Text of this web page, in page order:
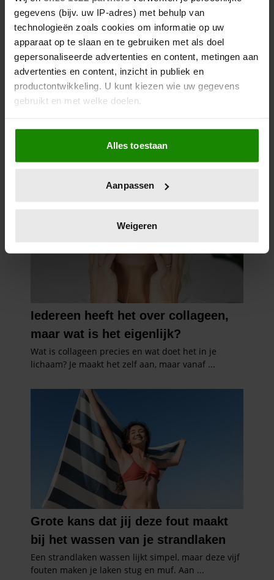
gegevens (bijv. uw IP-adres) met behulp van
technologieën zoals cookies om informatie op uw
apparaat op te slaan en te gebruiken met als doel
gepersonaliseerde advertenties en content, metingen aan
advertenties en content, inzicht in publiek en
productontwikkeling. U kunt kiezen wie uw gegevens
gebruikt en met welke doelen.
Als u het toestaat, willen we ook graag:
Informatie verzamelen over uw geografische
locatie, die tot een paar meter nauwkeurig kan zijn
scannen op specifieke eigenschappen (fingerprinting)
verwerkt en stel uw voorkeuren in het
intrekken in de Cookieverklaring.
We gebruiken cookies om content en advertenties te
personaliseren, om functies voor social media te bieden
en om ons websiteverkeer te analyseren. Ook delen we
informatie over uw gebruik van onze site met onze
partners voor social media, adverteren en analyse. Deze
partners kunnen deze gegevens combineren met andere
informatie die u aan ze heeft verstrekt of die ze hebben
gaat akkoord met onze cookies als u onze website blijft
Alles toestaan
Aanpassen
Weigeren